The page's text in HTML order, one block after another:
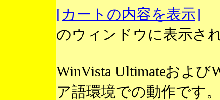
[カートの内容を表示]
のウィンドウに表示さ
WinVista Ultimateおよ
ア語環境での動作です